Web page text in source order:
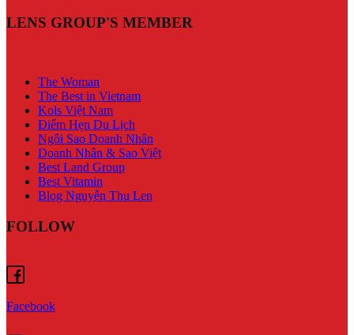
LENS GROUP'S MEMBER
The Woman
The Best in Vietnam
Kols Việt Nam
Điểm Hẹn Du Lịch
Ngôi Sao Doanh Nhân
Doanh Nhân & Sao Việt
Best Land Group
Best Vitamin
Blog Nguyễn Thu Len
FOLLOW
Facebook